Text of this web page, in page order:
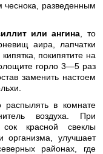
чеснока, разведенным
или ангина , то
аира, лапчатки
покипятите на
горло 3—5 раз
заменить настоем
в комнате
воздуха. При
красной свеклы
организма, улучшает
районах, где